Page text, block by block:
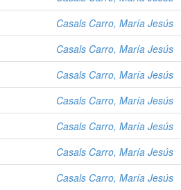
Casals Carro, María Jesús
Casals Carro, María Jesús
Casals Carro, María Jesús
Casals Carro, María Jesús
Casals Carro, María Jesús
Casals Carro, María Jesús
Casals Carro, María Jesús